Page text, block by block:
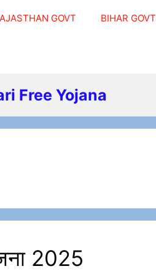
GOVT BIHAR GOVT
Free Yojana
2025